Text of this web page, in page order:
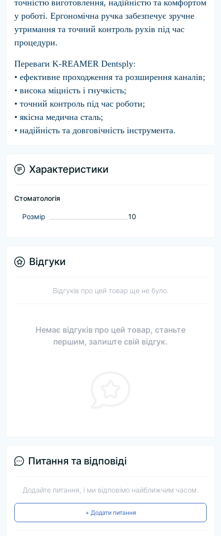
точністю виготовлення, надійністю та комфортом
у роботі. Ергономічна ручка забезпечує зручне
утримання та точний контроль рухів під час
процедури.
Переваги K-REAMER Dentsply:
• ефективне проходження та розширення каналів;
• висока міцність і гнучкість;
• точний контроль під час роботи;
• якісна медична сталь;
• надійність та довговічність інструмента.
Характеристики
Стоматологія
Розмір 10
Відгуки
Відгуків про цей товар ще не було.
Немає відгуків про цей товар, станьте
першим, залиште свій відгук.
Питання та відповіді
Додайте питання, і ми відповімо найближчим часом.
+ Додати питання